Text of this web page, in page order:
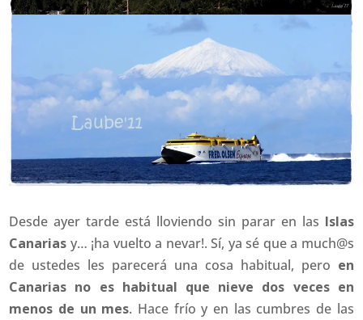
Desde ayer tarde está lloviendo sin parar en las Islas
Canarias y… ¡ha vuelto a nevar!. Sí, ya sé que a much@s
de ustedes les parecerá una cosa habitual, pero en
Canarias no es habitual que nieve dos veces en
menos de un mes. Hace frío y en las cumbres de las